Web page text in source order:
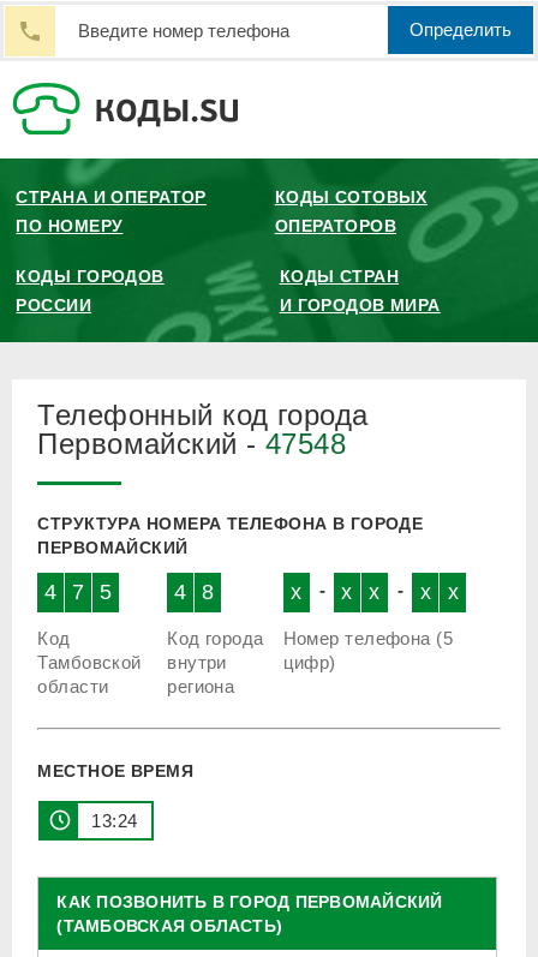
Определить
СТРАНА И ОПЕРАТОР
ПО НОМЕРУ
КОДЫ СОТОВЫХ
ОПЕРАТОРОВ
КОДЫ ГОРОДОВ
РОССИИ
КОДЫ СТРАН
И ГОРОДОВ МИРА
Телефонный код города
Первомайский - 47548
СТРУКТУРА НОМЕРА ТЕЛЕФОНА В ГОРОДЕ
ПЕРВОМАЙСКИЙ
4 7 5
Код
Тамбовской
области
4 8
Код города
внутри
региона
x - x x - x x
Номер телефона (5
цифр)
МЕСТНОЕ ВРЕМЯ
13:24
КАК ПОЗВОНИТЬ В ГОРОД ПЕРВОМАЙСКИЙ
(ТАМБОВСКАЯ ОБЛАСТЬ)